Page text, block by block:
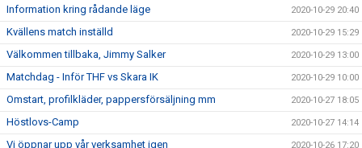
Information kring rådande läge 2020-10-29 20:40
Kvällens match inställd 2020-10-29 15:29
Välkommen tillbaka, Jimmy Salker 2020-10-29 13:00
Matchdag - Inför THF vs Skara IK 2020-10-29 10:00
Omstart, profilkläder, pappersförsäljning mm 2020-10-27 18:05
Höstlovs-Camp 2020-10-27 14:14
Vi öppnar upp vår verksamhet igen 2020-10-26 17:20